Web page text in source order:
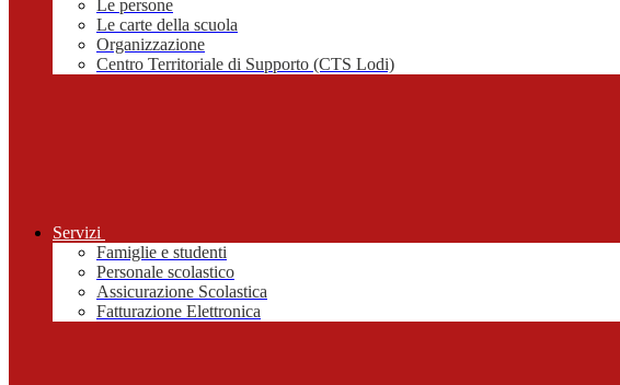
Le persone
Le carte della scuola
Organizzazione
Centro Territoriale di Supporto (CTS Lodi)
Servizi
Famiglie e studenti
Personale scolastico
Assicurazione Scolastica
Fatturazione Elettronica